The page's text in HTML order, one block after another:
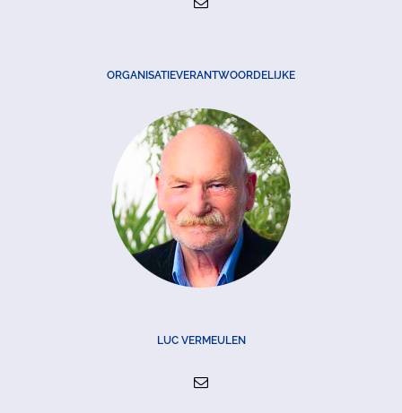
ORGANISATIEVERANTWOORDELIJKE
LUC VERMEULEN